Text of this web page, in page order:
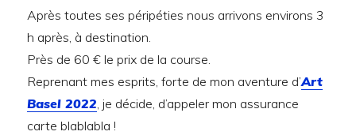
Après toutes ses péripéties nous arrivons environs 3
h après, à destination.
Près de 60 € le prix de la course.
Reprenant mes esprits, forte de mon aventure d’Art
Basel 2022 , je décide, d’appeler mon assurance
carte blablabla !